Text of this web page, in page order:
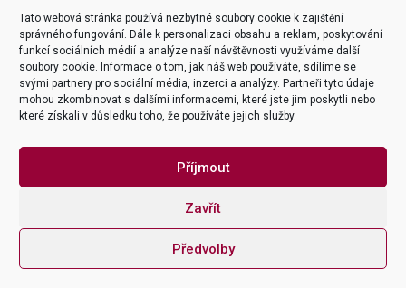
Tato webová stránka používá nezbytné soubory cookie k zajištění
správného fungování. Dále k personalizaci obsahu a reklam, poskytování
funkcí sociálních médií a analýze naší návštěvnosti využíváme další
soubory cookie. Informace o tom, jak náš web používáte, sdílíme se
svými partnery pro sociální média, inzerci a analýzy. Partneři tyto údaje
mohou zkombinovat s dalšími informacemi, které jste jim poskytli nebo
které získali v důsledku toho, že používáte jejich služby.
Příjmout
Zavřít
Předvolby
POPTAT ŠKOLENÍ
VEDOUCÍ ŠKOLENÍ (LEADERS)
Tomáš Pohanka